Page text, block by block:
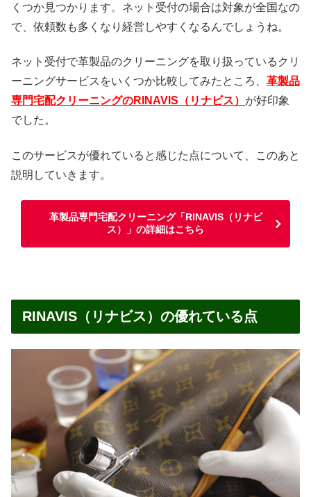
くつか見つかります。ネット受付の場合は対象が全国なの
で、依頼数も多くなり経営しやすくなるんでしょうね。
ネット受付で革製品のクリーニングを取り扱っているクリ
ーニングサービスをいくつか比較してみたところ、 革製品
専門宅配クリーニングのRINAVIS（リナビス） が好印象
でした。
このサービスが優れていると感じた点について、このあと
説明していきます。
革製品専門宅配クリーニング「RINAVIS（リナビ
ス）」の詳細はこちら
RINAVIS（リナビス）の優れている点